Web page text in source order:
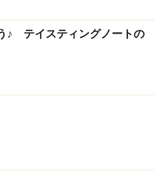
♪ テイスティングノートの